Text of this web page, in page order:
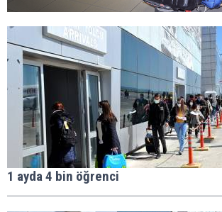
1 ayda 4 bin öğrenci